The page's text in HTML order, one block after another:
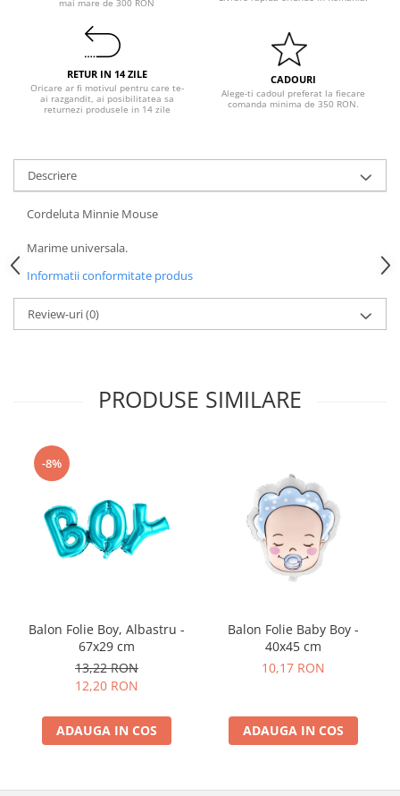
Pastel Party
Petrecere Disco
Petrecere Anii '20
Petrecere Mexicana
Petrecere Tropicala
Petrecere 30 ani
Petrecere 40 Ani
Petrecere 50 ani
Craciun
Gender Reveal
Baby Shower
Petrecere 1 An
Petrecerea Burlacitelor
Petreceri Aniversare
Valentine's Day
RETUR IN 14 ZILE
Oricare ar fi motivul pentru care te-
ai razgandit, ai posibilitatea sa
returnezi produsele in 14 zile
CADOURI
Alege-ti cadoul preferat la fiecare
comanda minima de 350 RON.
Descriere
Cordeluta Minnie Mouse
Marime universala.
Informatii conformitate produs
Review-uri(0)
PRODUSE SIMILARE
-8%
Balon Folie Boy, Albastru -
67x29 cm
13,22 RON
12,20 RON
ADAUGA IN COS
Balon Folie Baby Boy -
40x45 cm
10,17 RON
ADAUGA IN COS